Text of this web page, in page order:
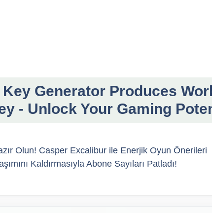
Generator Produces
- Unlock Your Gaming
Olun! Casper Excalibur ile Enerjik Oyun Önerileri
Kaldırmasıyla Abone Sayıları Patladı!